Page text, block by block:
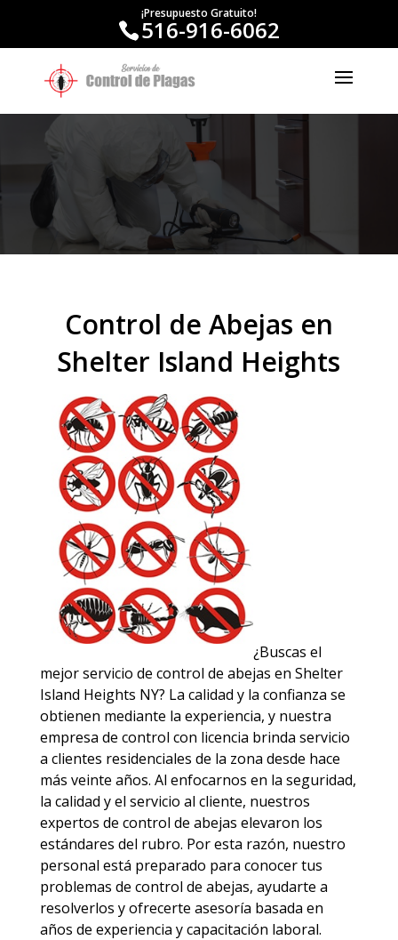
¡Presupuesto Gratuito!
516-916-6062
Control de Abejas en
Shelter Island Heights
¿Buscas el
mejor servicio de control de abejas en Shelter
Island Heights NY? La calidad y la confianza se
obtienen mediante la experiencia, y nuestra
empresa de control con licencia brinda servicio
a clientes residenciales de la zona desde hace
más veinte años. Al enfocarnos en la seguridad,
la calidad y el servicio al cliente, nuestros
expertos de control de abejas elevaron los
estándares del rubro. Por esta razón, nuestro
personal está preparado para conocer tus
problemas de control de abejas, ayudarte a
resolverlos y ofrecerte asesoría basada en
años de experiencia y capacitación laboral.